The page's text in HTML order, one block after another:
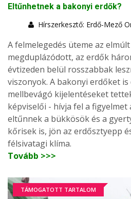
Eltűnhetnek a bakonyi erdők?
Hírszerkesztő: Erdő-Mező
A felmelegedés üteme az
megduplázódott, az erdők
évtizeden belül rosszabbak
viszonyok. A bakonyi erdőket
mellbevágó kijelentéseket
képviselői - hívja fel a figyelmet
eltűnnek a bükkösök és a
kőrisek is, jön az erdősztyepp
félsivatagi klíma.
Tovább >>>
TÁMOGATOTT TARTALOM